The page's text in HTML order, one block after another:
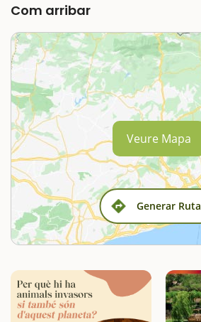
Com arribar
Generar Ruta
Veure Mapa